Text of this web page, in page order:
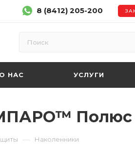
8 (8412) 205-200
О НАС УСЛУГИ
Полюс
— Наколенники